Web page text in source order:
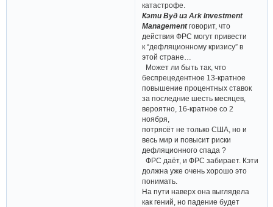
катастрофе.
Кэти Вуд из Ark Investment
Managementговорит, что
действия ФРС могут привести
к “дефляционному кризису” в
этой стране…
Может ли быть так, что
беспрецедентное 13-​кратное
повышение процентных ставок
за последние шесть месяцев,
вероятно, 16-​кратное со 2
ноября,
потрясёт не только США, но и
весь мир и повысит риски
дефляционного спада ?
ФРС даёт, и ФРС забирает. Кэти
должна уже очень хорошо это
понимать.
На пути наверх она выглядела
как гений, но падение будет